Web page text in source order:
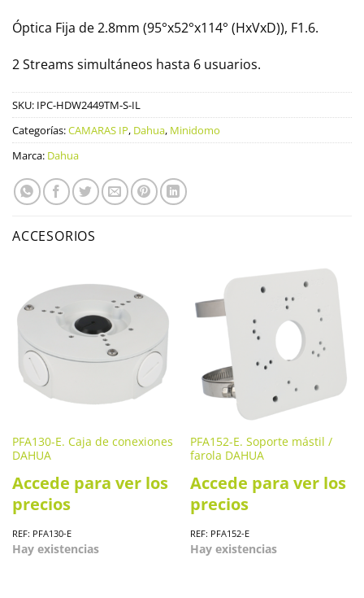
Óptica Fija de 2.8mm (95°x52°x114° (HxVxD)), F1.6.
2 Streams simultáneos hasta 6 usuarios.
SKU: IPC-HDW2449TM-S-IL
Categorías:CAMARAS IP, Dahua, Minidomo
Marca: Dahua
ACCESORIOS
PFA130-E. Caja de conexiones
DAHUA
Accede para ver los
precios
REF: PFA130-E
Hay existencias
PFA152-E. Soporte mástil /
farola DAHUA
Accede para ver los
precios
REF: PFA152-E
Hay existencias